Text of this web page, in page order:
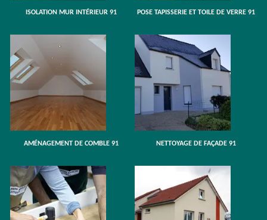
ISOLATION MUR INTÉRIEUR 91 POSE TAPISSERIE ET TOILE DE VERRE 91
AMÉNAGEMENT DE COMBLE 91 NETTOYAGE DE FAÇADE 91